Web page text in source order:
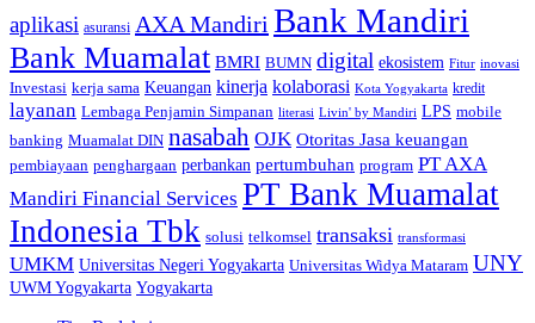
aplikasi asuransi AXA Mandiri Bank Mandiri
Bank Muamalat BMRI BUMN digital ekosistem Fitur inovasi
Investasi kerja sama Keuangan kinerja kolaborasi Kota Yogyakarta kredit
layanan Lembaga Penjamin Simpanan literasi Livin' by Mandiri LPS mobile
banking Muamalat DIN nasabah OJK Otoritas Jasa keuangan
pembiayaan penghargaan perbankan pertumbuhan program PT AXA
Mandiri Financial Services PT Bank Muamalat
Indonesia Tbk solusi telkomsel transaksi transformasi
UMKM Universitas Negeri Yogyakarta Universitas Widya Mataram UNY
UWM Yogyakarta Yogyakarta